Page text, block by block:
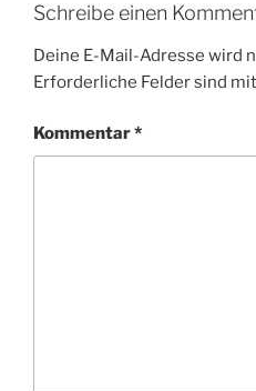
Schreibe einen
Deine E-Mail-Adresse wird
Erforderliche Felder sind mit
Kommentar*